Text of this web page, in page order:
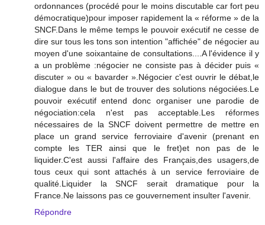
ordonnances (procédé pour le moins discutable car fort peu
démocratique)pour imposer rapidement la « réforme » de la
SNCF.Dans le même temps le pouvoir exécutif ne cesse de
dire sur tous les tons son intention "affichée" de négocier au
moyen d'une soixantaine de consultations....A l'évidence il y
a un problème :négocier ne consiste pas à décider puis «
discuter » ou « bavarder ».Négocier c'est ouvrir le débat,le
dialogue dans le but de trouver des solutions négociées.Le
pouvoir exécutif entend donc organiser une parodie de
négociation:cela n'est pas acceptable.Les réformes
nécessaires de la SNCF doivent permettre de mettre en
place un grand service ferroviaire d'avenir (prenant en
compte les TER ainsi que le fret)et non pas de le
liquider.C'est aussi l'affaire des Français,des usagers,de
tous ceux qui sont attachés à un service ferroviaire de
qualité.Liquider la SNCF serait dramatique pour la
France.Ne laissons pas ce gouvernement insulter l'avenir.
Répondre